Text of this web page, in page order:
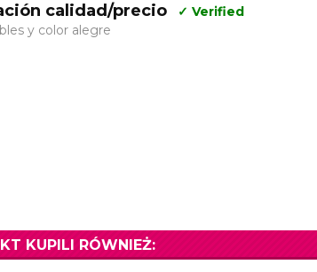
calidad/precio
✓ Verified
y color alegre
KUPILI RÓWNIEŻ: